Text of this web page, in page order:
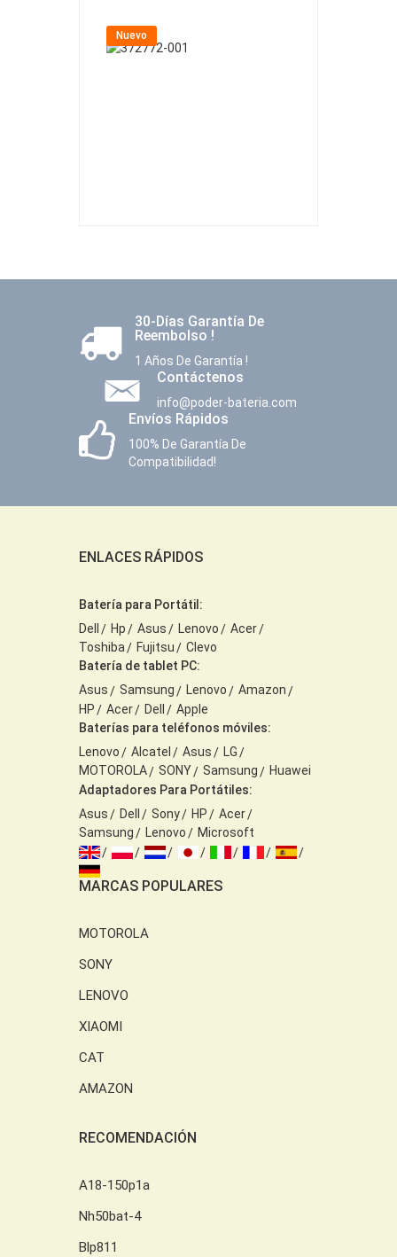
Nuevo
30-Días Garantía De
Reembolso !
1 Años De Garantía !
Contáctenos
info@poder-bateria.com
Envíos Rápidos
100% De Garantía De
Compatibilidad!
ENLACES RÁPIDOS
Batería para Portátil:
Dell
Hp Asus Lenovo
Acer
Toshiba
Fujitsu
Clevo
Batería de tablet PC:
Asus
Samsung Lenovo
Amazon
HP
Acer Dell
Apple
Baterías para teléfonos móviles:
Lenovo
Alcatel Asus
LG
MOTOROLA
SONY Samsung
Huawei
Adaptadores Para Portátiles:
Asus
Dell Sony HP
Acer
Samsung
Lenovo Microsoft
MARCAS POPULARES
MOTOROLA
SONY
LENOVO
XIAOMI
CAT
AMAZON
RECOMENDACIÓN
A18-150p1a
Nh50bat-4
Blp811